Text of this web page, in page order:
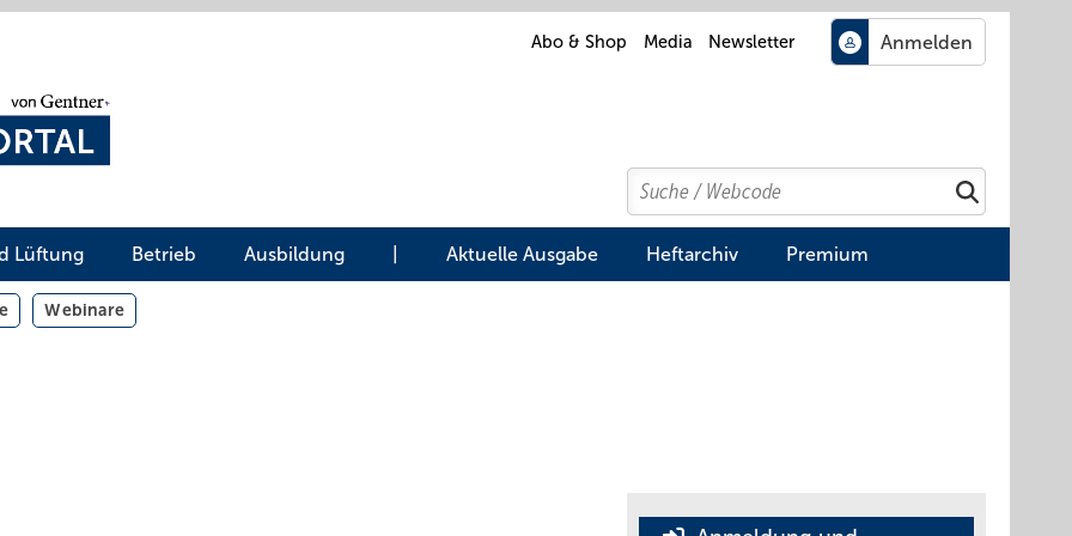
Abo & Shop Media Newsletter
Search
Suchen
Lüftung Betrieb Ausbildung Aktuelle Ausgabe Heftarchiv Premium
Webinare